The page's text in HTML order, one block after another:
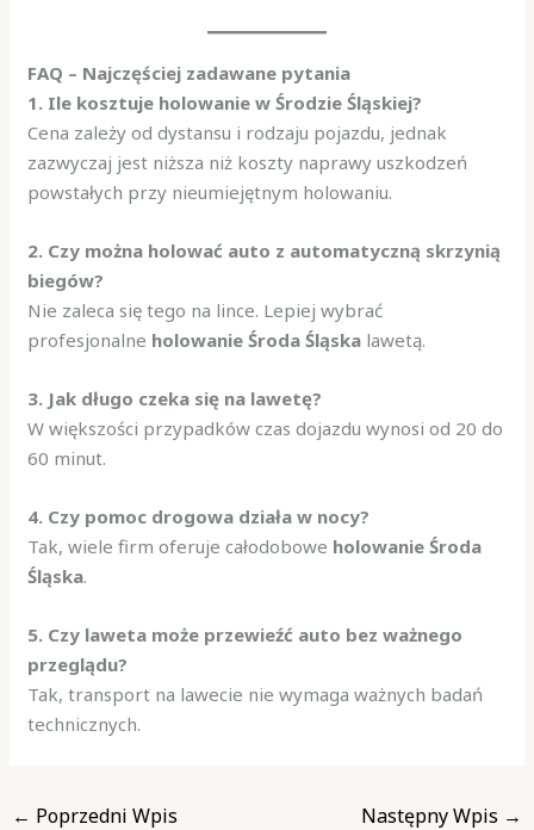
FAQ – Najczęściej zadawane pytania
1. Ile kosztuje holowanie w Środzie Śląskiej?
Cena zależy od dystansu i rodzaju pojazdu, jednak
zazwyczaj jest niższa niż koszty naprawy uszkodzeń
powstałych przy nieumiejętnym holowaniu.
2. Czy można holować auto z automatyczną skrzynią
biegów?
Nie zaleca się tego na lince. Lepiej wybrać
profesjonalne holowanie Środa Śląska lawetą.
3. Jak długo czeka się na lawetę?
W większości przypadków czas dojazdu wynosi od 20 do
60 minut.
4. Czy pomoc drogowa działa w nocy?
Tak, wiele firm oferuje całodobowe holowanie Środa
Śląska.
5. Czy laweta może przewieźć auto bez ważnego
przeglądu?
Tak, transport na lawecie nie wymaga ważnych badań
technicznych.
← Poprzedni Wpis Następny Wpis →